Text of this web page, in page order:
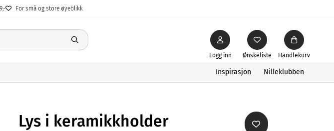
For små og store øyeblikk
Ønskeliste
Logg inn Handlekurv
Inspirasjon Nilleklubben
Lys i keramikkholder